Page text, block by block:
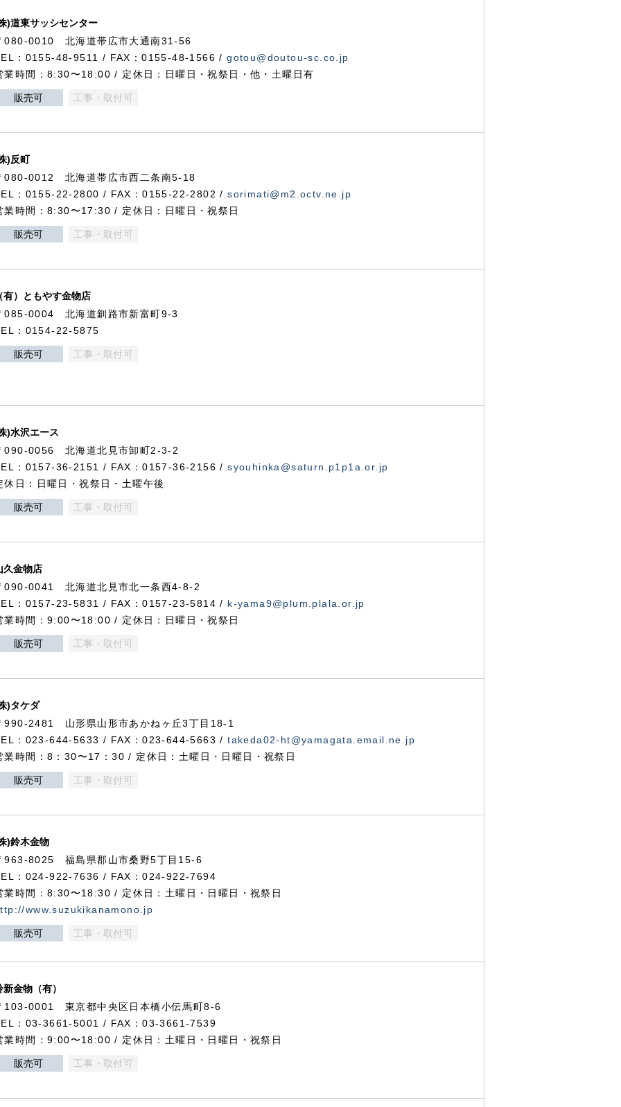
)道東サッシセンター
080-0010 北海道帯広市大通南31-56
：0155-48-9511 / FAX：0155-48-1566 /gotou@doutou-sc.co.jp
業時間：8:30〜18:00 / 定休日：日曜日・祝祭日・他・土曜日有
販売可 工事・取付可
)反町
080-0012 北海道帯広市西二条南5-18
：0155-22-2800 / FAX：0155-22-2802 /sorimati@m2.octv.ne.jp
業時間：8:30〜17:30 / 定休日：日曜日・祝祭日
販売可 工事・取付可
有）ともやす金物店
085-0004 北海道釧路市新富町9-3
：0154-22-5875
販売可 工事・取付可
)水沢エース
090-0056 北海道北見市卸町2-3-2
：0157-36-2151 / FAX：0157-36-2156 /syouhinka@saturn.p1p1a.or.jp
休日：日曜日・祝祭日・土曜午後
販売可 工事・取付可
久金物店
090-0041 北海道北見市北一条西4-8-2
：0157-23-5831 / FAX：0157-23-5814 / k-yama9@plum.plala.or.jp
業時間：9:00〜18:00 / 定休日：日曜日・祝祭日
販売可 工事・取付可
)タケダ
990-2481 山形県山形市あかねヶ丘3丁目18-1
：023-644-5633 / FAX：023-644-5663 /takeda02-ht@yamagata.email.ne.jp
業時間：8：30〜17：30 / 定休日：土曜日・日曜日・祝祭日
販売可 工事・取付可
)鈴木金物
963-8025 福島県郡山市桑野5丁目15-6
：024-922-7636 / FAX：024-922-7694
業時間：8:30〜18:30 / 定休日：土曜日・日曜日・祝祭日
www.suzukikanamono.jp
販売可 工事・取付可
新金物（有）
103-0001 東京都中央区日本橋小伝馬町8-6
：03-3661-5001 / FAX：03-3661-7539
業時間：9:00〜18:00 / 定休日：土曜日・日曜日・祝祭日
販売可 工事・取付可